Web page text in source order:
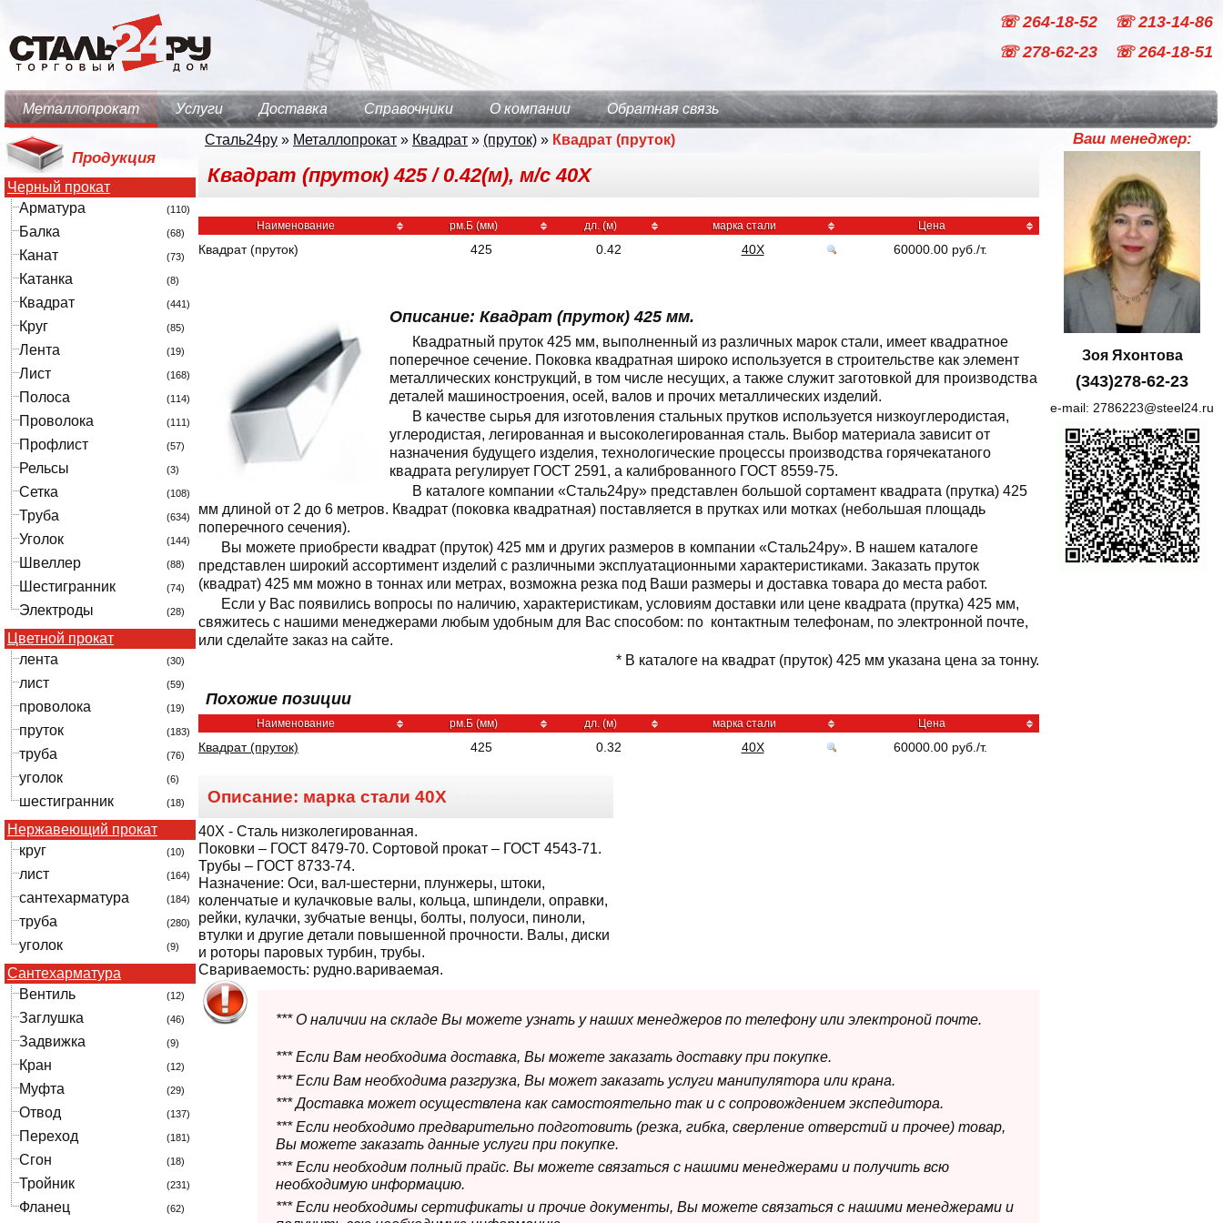
☏ 264-18-52
☏ 213-14-86
☏ 278-62-23
☏ 264-18-51
Металлопрокат Услуги Доставка Справочники О компании Обратная связь
Продукция
Черный прокат
Арматура
(110)
Балка (68)
Канат (73)
Катанка (8)
Квадрат (441)
Круг (85)
Лента (19)
Лист (168)
Полоса (114)
Проволока (111)
Профлист (57)
Рельсы (3)
Сетка (108)
Труба (634)
Уголок (144)
Швеллер (88)
Шестигранник (74)
Электроды (28)
Цветной прокат
лента
(30)
лист (59)
проволока (19)
пруток (183)
труба (76)
уголок (6)
шестигранник (18)
Нержавеющий прокат
круг
(10)
лист (164)
сантехарматура (184)
труба (280)
уголок (9)
Сантехарматура
Вентиль
(12)
Заглушка (46)
Задвижка (9)
Кран (12)
Муфта (29)
Отвод (137)
Переход (181)
Сгон (18)
Тройник (231)
Фланец (62)
Сталь24ру » Металлопрокат » Квадрат » (пруток) » Квадрат (пруток)
Квадрат (пруток) 425 / 0.42(м), м/с 40Х
Наименование рм.Б (мм) дл. (м) марка стали Цена
Квадрат (пруток) 425 0.42 40Х 60000.00 руб./т.
Описание: Квадрат (пруток) 425 мм.
Квадратный пруток 425 мм, выполненный из различных марок стали, имеет квадратное
поперечное сечение. Поковка квадратная широко используется в строительстве как элемент
металлических конструкций, в том числе несущих, а также служит заготовкой для производства
деталей машиностроения, осей, валов и прочих металлических изделий.
В качестве сырья для изготовления стальных прутков используется низкоуглеродистая,
углеродистая, легированная и высоколегированная сталь. Выбор материала зависит от
назначения будущего изделия, технологические процессы производства горячекатаного
квадрата регулирует ГОСТ 2591, а калиброванного ГОСТ 8559-75.
В каталоге компании «Сталь24ру» представлен большой сортамент квадрата (прутка) 425
мм длиной от 2 до 6 метров. Квадрат (поковка квадратная) поставляется в прутках или мотках (небольшая площадь
поперечного сечения).
Вы можете приобрести квадрат (пруток) 425 мм и других размеров в компании «Сталь24ру». В нашем каталоге
представлен широкий ассортимент изделий с различными эксплуатационными характеристиками. Заказать пруток
(квадрат) 425 мм можно в тоннах или метрах, возможна резка под Ваши размеры и доставка товара до места работ.
Если у Вас появились вопросы по наличию, характеристикам, условиям доставки или цене квадрата (прутка) 425 мм,
свяжитесь с нашими менеджерами любым удобным для Вас способом: по контактным телефонам, по электронной почте,
или сделайте заказ на сайте.
* В каталоге на квадрат (пруток) 425 мм указана цена за тонну.
Похожие позиции
Наименование рм.Б (мм) дл. (м) марка стали Цена
Квадрат (пруток) 425 0.32 40Х 60000.00 руб./т.
Описание: марка стали 40Х
40Х - Сталь низколегированная.
Поковки – ГОСТ 8479-70. Сортовой прокат – ГОСТ 4543-71.
Трубы – ГОСТ 8733-74.
Назначение: Оси, вал-шестерни, плунжеры, штоки,
коленчатые и кулачковые валы, кольца, шпиндели, оправки,
рейки, кулачки, зубчатые венцы, болты, полуоси, пиноли,
втулки и другие детали повышенной прочности. Валы, диски
и роторы паровых турбин, трубы.
Свариваемость: рудно.вариваемая.
*** О наличии на складе Вы можете узнать у наших менеджеров по телефону или электроной почте.
*** Если Вам необходима доставка, Вы можете заказать доставку при покупке.
*** Если Вам необходима разгрузка, Вы может заказать услуги манипулятора или крана.
*** Доставка может осуществлена как самостоятельно так и с сопровождением экспедитора.
*** Если необходимо предварительно подготовить (резка, гибка, сверление отверстий и прочее) товар,
Вы можете заказать данные услуги при покупке.
*** Если необходим полный прайс. Вы можете связаться с нашими менеджерами и получить всю
необходимую информацию.
*** Если необходимы сертификаты и прочие документы, Вы можете связаться с нашими менеджерами и
Ваш менеджер:
Зоя Яхонтова
(343)278-62-23
e-mail: 2786223@steel24.ru